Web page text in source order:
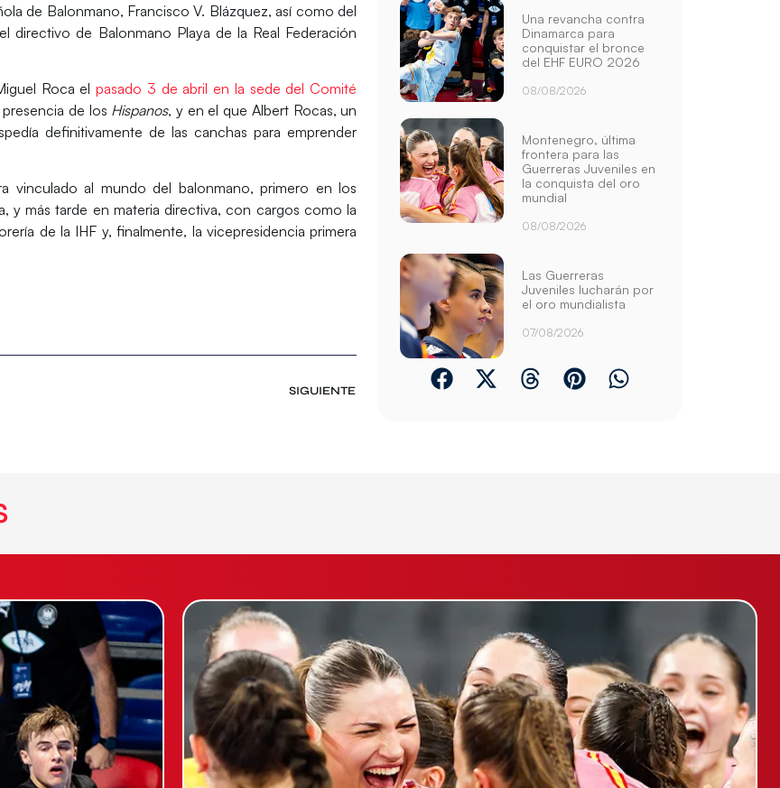
de Balonmano, Francisco V. Blázquez, así como del
directivo de Balonmano Playa de la Real Federación
Roca elpasado 3 de abril en la sede del Comité
de los Hispanos, y en el que Albert Rocas, un
definitivamente de las canchas para emprender
vinculado al mundo del balonmano, primero en los
y más tarde en materia directiva, con cargos como la
de la IHF y, finalmente, la vicepresidencia primera
SIGUIENTE
Una revancha contra
Dinamarca para
conquistar el bronce
del EHF EURO 2026
08/08/2026
Montenegro, última
frontera para las
Guerreras Juveniles en
la conquista del oro
mundial
08/08/2026
Las Guerreras
Juveniles lucharán por
el oro mundialista
07/08/2026